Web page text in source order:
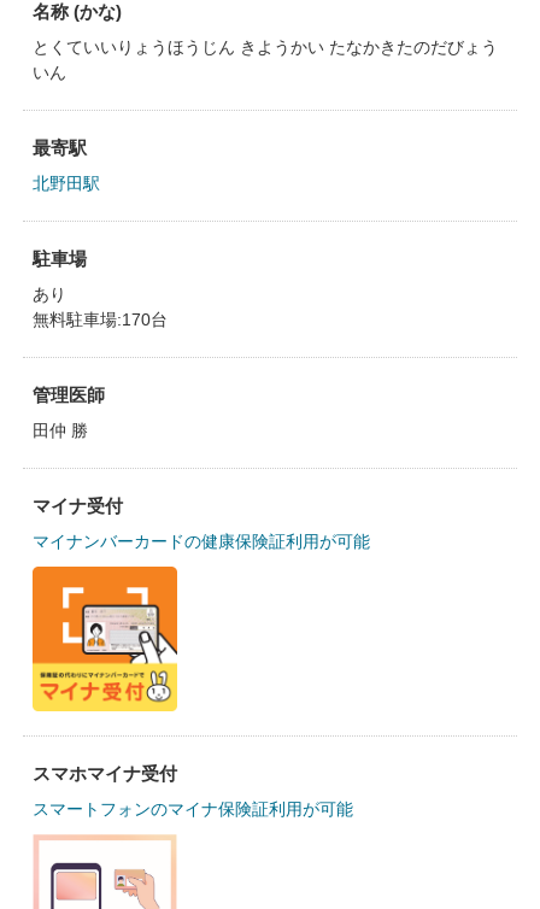
名称 (かな)
とくていいりょうほうじん きようかい たなかきたのだびょう
いん
最寄駅
北野田駅
駐車場
あり
無料駐車場:170台
管理医師
田仲 勝
マイナ受付
マイナンバーカードの健康保険証利用が可能
スマホマイナ受付
スマートフォンのマイナ保険証利用が可能